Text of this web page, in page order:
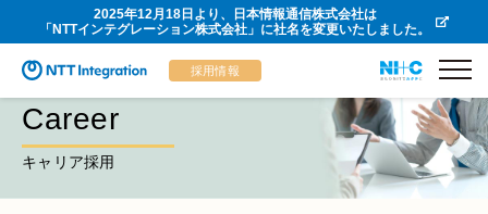
2025年12月18日より、日本情報通信株式会社は
「NTTインテグレーション株式会社」に社名を変更いたしました。
採用情報
Career
キャリア採用